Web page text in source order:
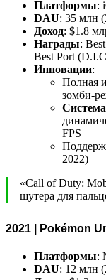
Платформы:
DAU: 35 млн
Доход: $1.8
Награды:
Best Port
Инновации:
Полная
зомби-
FPS
2022)
«Call of Duty:
шутера для
2021 | Pokémon
Платформы:
DAU: 12 млн